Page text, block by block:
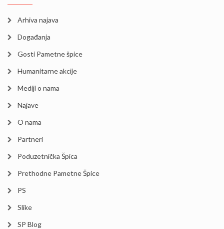
Arhiva najava
Događanja
Gosti Pametne špice
Humanitarne akcije
Mediji o nama
Najave
O nama
Partneri
Poduzetnička Špica
Prethodne Pametne Špice
PS
Slike
SP Blog